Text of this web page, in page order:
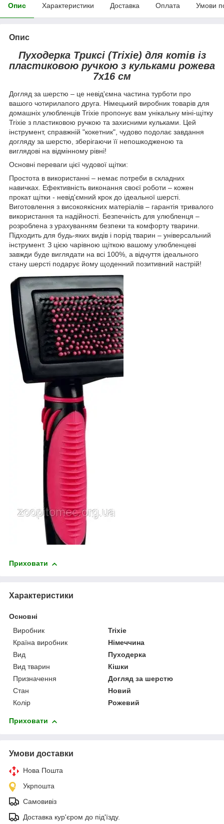
Опис Характеристики Доставка Оплата Умови
Опис
Пуходерка Триксі (Trixie) для котів із
пластиковою ручкою з кульками рожева
7x16 см
Догляд за шерстю – це невід'ємна частина турботи про
вашого чотирилапого друга. Німецький виробник товарів для
домашніх улюбленців Trixie пропонує вам унікальну міні-щітку
Trixie з пластиковою ручкою та захисними кульками. Цей
інструмент, справжній "кокетник", чудово подолає завдання
догляду за шерстю, зберігаючи її непошкодженою та
виглядові на відмінному рівні!
Основні переваги цієї чудової щітки:
Простота в використанні – немає потреби в складних
навичках. Ефективність виконання своєї роботи – кожен
прокат щітки - невід'ємний крок до ідеальної шерсті.
Виготовлення з високоякісних матеріалів – гарантія тривалого
використання та надійності. Безпечність для улюбленця –
розроблена з урахуванням безпеки та комфорту тварини.
Підходить для будь-яких видів і порід тварин – універсальний
інструмент. З цією чарівною щіткою вашому улюбленцеві
завжди буде виглядати на всі 100%, а відчуття ідеального
стану шерсті подарує йому щоденний позитивний настрій!
Приховати
Характеристики
Основні
Виробник
Trixie
Країна виробник
Німеччина
Вид
Пуходерка
Вид тварин
Кішки
Призначення
Догляд за шерстю
Стан
Новий
Колір
Рожевий
Приховати
Умови доставки
Нова Пошта
Укрпошта
Самовивіз
Доставка кур'єром до під'їзду.